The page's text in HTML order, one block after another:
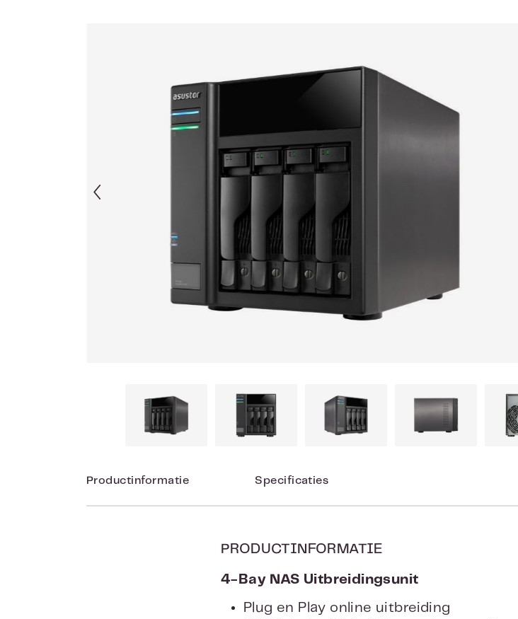
Productinformatie Specificaties
PRODUCTINFORMATIE
4-Bay NAS Uitbreidingsunit
Plug en Play online uitbreiding